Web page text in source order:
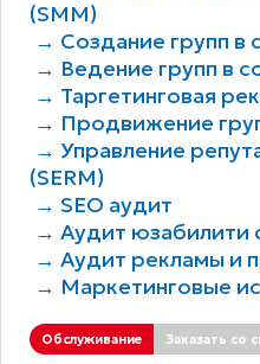
(SMM)
→ Создание групп в
→ Ведение групп в
→ Таргетинговая
→ Продвижение
→ Управление
(SERM)
→ SEO аудит
→ Аудит юзабилити
→ Аудит рекламы и
→ Маркетинговые
Обслуживание Заказать со